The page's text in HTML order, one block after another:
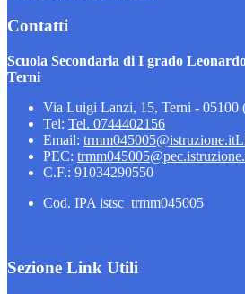
Contatti
Scuola Secondaria di I grado
Terni
Via Luigi Lanzi, 15, Terni - 05100
Tel: Tel. 0744402156
Email: trmm045005@istruzione.it
PEC:
C.F.: 91034290550
Cod. IPA istsc_trmm045005
Sezione Link Utili